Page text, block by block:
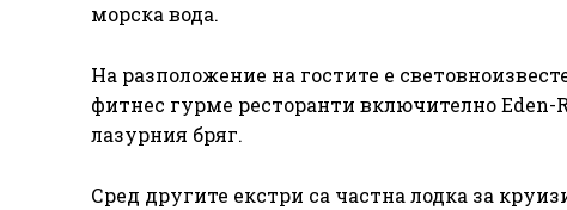
морска вода.
На разположение на гостите е
фитнес гурме ресторанти включително
лазурния бряг.
Сред другите екстри са частна лодка за